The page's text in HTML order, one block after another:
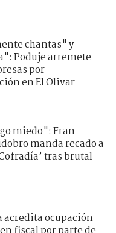
chantas" y
Poduje arremete
por
en El Olivar
miedo": Fran
manda recado a
tras brutal
acredita ocupación